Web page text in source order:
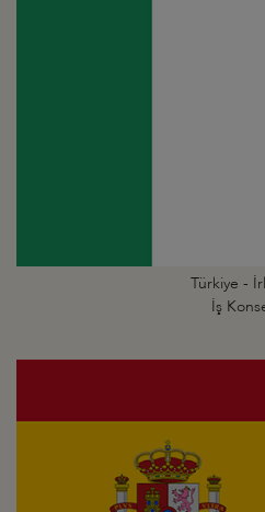
Türkiye -
İş